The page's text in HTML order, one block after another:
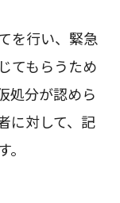
を行い、緊急
てもらうため
処分が認めら
に対して、記